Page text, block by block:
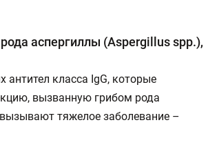
аспергиллы (Aspergillus spp.),
антител класса IgG, которые
вызванную грибом рода
тяжелое заболевание –